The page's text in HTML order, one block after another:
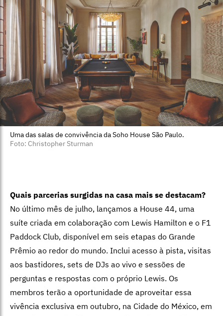
Uma das salas de convivência da Soho House São Paulo.
Foto: Christopher Sturman
Quais parcerias surgidas na casa mais se destacam?
No último mês de julho, lançamos a House 44, uma
suíte criada em colaboração com Lewis Hamilton e o F1
Paddock Club, disponível em seis etapas do Grande
Prêmio ao redor do mundo. Inclui acesso à pista, visitas
aos bastidores, sets de DJs ao vivo e sessões de
perguntas e respostas com o próprio Lewis. Os
membros terão a oportunidade de aproveitar essa
vivência exclusiva em outubro, na Cidade do México, em